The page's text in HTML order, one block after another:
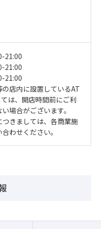
21:00
21:00
21:00
店内に設置しているAT
は、開店時間前にご利
場合がございます。
きましては、各商業施
わせください。